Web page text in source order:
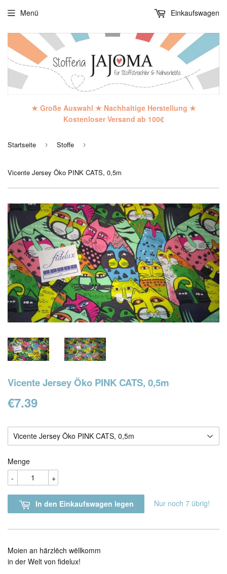
★ Große Auswahl ★ Nachhaltige Herstellung ★
Kostenloser Versand ab 100€
Menü Einkaufswagen
Startseite › Stoffe ›
Vicente Jersey Öko PINK CATS, 0,5m
Vicente Jersey Öko PINK CATS, 0,5m
€7.39
Menge
+
-
In den Einkaufswagen legen Nur noch 7 übrig!
Moien an härzlëch wëllkomm
in der Welt von fidelux!